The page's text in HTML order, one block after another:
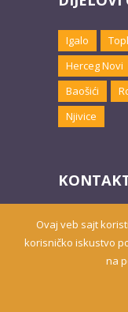
Igalo
Herceg Novi
Baošići
Njivice
Email:
Prisutni od 2010.
Ovaj veb sajt
korisničko iskustvo
na